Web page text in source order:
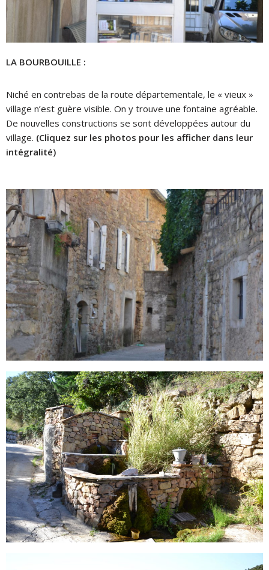
LA BOURBOUILLE :
Niché en contrebas de la route départementale, le « vieux »
village n’est guère visible. On y trouve une fontaine agréable.
De nouvelles constructions se sont développées autour du
village. (Cliquez sur les photos pour les afficher dans leur
intégralité)